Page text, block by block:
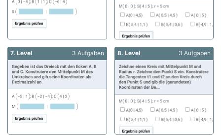
7. Level 3 Aufgaben 8. Level 3 Aufgaben